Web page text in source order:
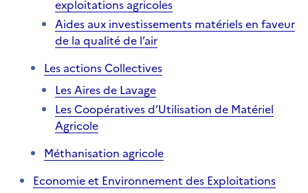
exploitations agricoles
Aides aux investissements matériels en faveur
de la qualité de l’air
Les actions Collectives
Les Aires de Lavage
Les Coopératives d’Utilisation de Matériel
Agricole
Méthanisation agricole
Economie et Environnement des Exploitations